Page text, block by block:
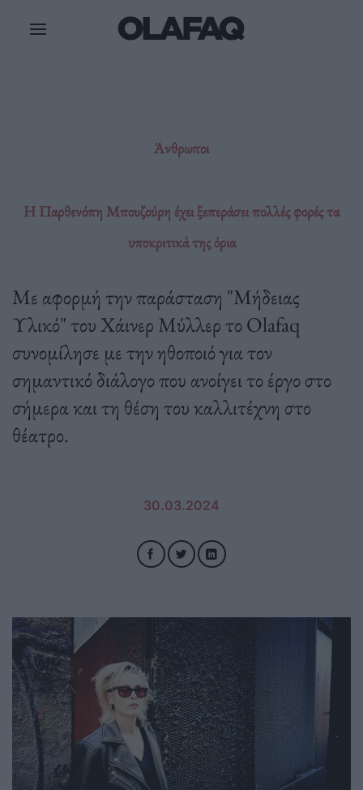
Άνθρωποι
Η Παρθενόπη Μπουζούρη έχει ξεπεράσει πολλές φορές τα
υποκριτικά της όρια
Με αφορμή την παράσταση "Μήδειας
Υλικό" του Χάινερ Μύλλερ το Olafaq
συνομίλησε με την ηθοποιό για τον
σημαντικό διάλογο που ανοίγει το έργο στο
σήμερα και τη θέση του καλλιτέχνη στο
θέατρο.
30.03.2024